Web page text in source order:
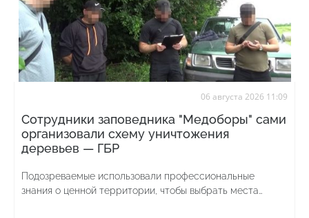
06 августа 2026 11:09
Сотрудники заповедника "Медоборы" сами
организовали схему уничтожения
деревьев — ГБР
Подозреваемые использовали профессиональные
знания о ценной территории, чтобы выбрать места